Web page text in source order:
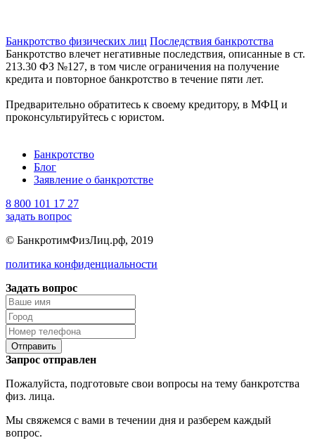
Банкротство физических лиц Последствия банкротства
Банкротство влечет негативные последствия, описанные в ст.
213.30 ФЗ №127, в том числе ограничения на получение
кредита и повторное банкротство в течение пяти лет.
Предварительно обратитесь к своему кредитору, в МФЦ и
проконсультируйтесь с юристом.
Банкротство
Блог
Заявление о банкротстве
8 800 101 17 27
задать вопрос
© БанкротимФизЛиц.рф, 2019
политика конфиденциальности
Задать вопрос
Отправить
Запрос отправлен
Пожалуйста, подготовьте свои вопросы на тему банкротства
физ. лица.
Мы свяжемся с вами в течении дня и разберем каждый
вопрос.